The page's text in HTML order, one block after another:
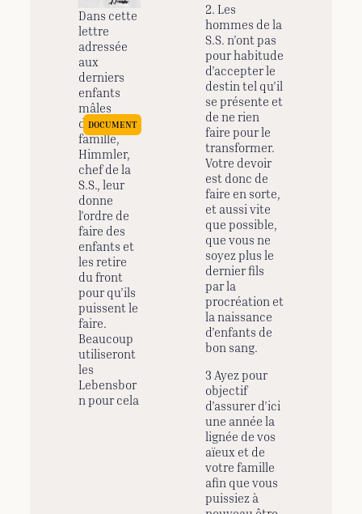
Dans cette
lettre
adressée
aux
derniers
enfants
mâles
d’une
famille,
Himmler,
chef de la
S.S., leur
donne
l’ordre de
faire des
enfants et
les retire
du front
pour qu’ils
puissent le
faire.
Beaucoup
utiliseront
les
Lebensbor
n pour cela
2. Les
hommes de la
S.S. n’ont pas
pour habitude
d’accepter le
destin tel qu’il
se présente et
de ne rien
faire pour le
transformer.
Votre devoir
est donc de
faire en sorte,
et aussi vite
que possible,
que vous ne
soyez plus le
dernier fils
par la
procréation et
la naissance
d’enfants de
bon sang.
3 Ayez pour
objectif
d’assurer d’ici
une année la
lignée de vos
aïeux et de
votre famille
afin que vous
puissiez à